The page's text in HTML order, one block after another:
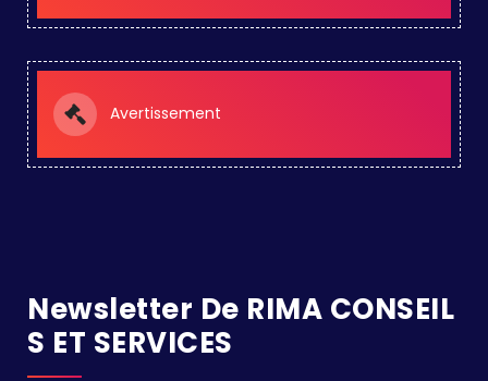
Avertissement
Newsletter De RIMA CONSEIL
S ET SERVICES